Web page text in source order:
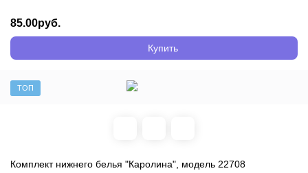
85.00руб.
Купить
ТОП
Комплект нижнего белья "Каролина", модель 22708